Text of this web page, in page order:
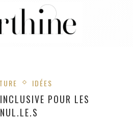
IDÉES
POUR LES
NUL.LE.S